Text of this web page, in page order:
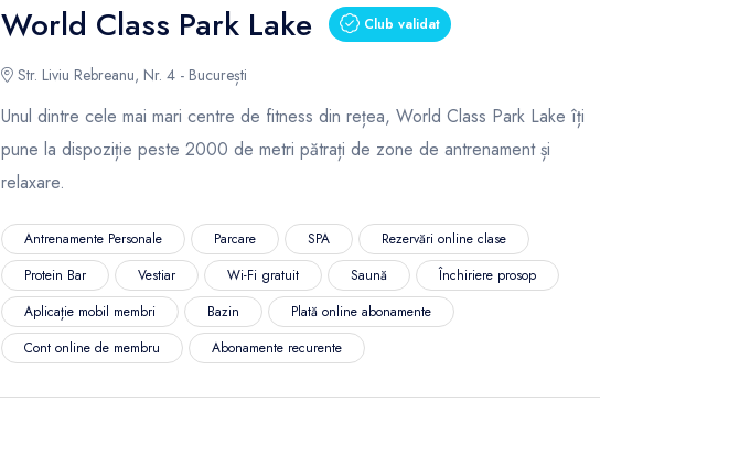
World Class Park Lake Club validat
Str. Liviu Rebreanu, Nr. 4 - București
Unul dintre cele mai mari centre de fitness din rețea, World Class Park Lake îți
pune la dispoziție peste 2000 de metri pătrați de zone de antrenament și
relaxare.
Antrenamente Personale Parcare SPA
Rezervări online clase
Protein Bar
Vestiar Wi-Fi gratuit Saună
Închiriere prosop
Aplicație mobil membri
Bazin
Plată online abonamente
Cont online de membru
Abonamente recurente